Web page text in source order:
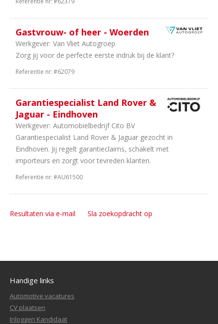
Gastvrouw- of heer - Woerden
Werkgever: Van Vliet Autogroep
Zorg jij voor de perfecte eerste indruk bij de klant?
Referentie nr:#62079
Garantiespecialist Land Rover &
Jaguar - Eindhoven
Werkgever: Automobielbedrijf Cito BV
Garantiespecialist Land Rover & Jaguar gezocht in
Eindhoven. Jij regelt garantieclaims, schakelt met
importeurs en zorgt voor tevreden klanten.
Referentie nr:#AU61500
Resultaten via e-mail Sla zoekopdracht op
Handige links
Automotive vacatures
CV plaatsen
Inloggen Kandidaat